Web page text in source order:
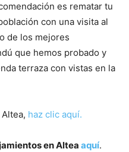
es rematar tu
con una visita al
de los mejores
que hemos probado y
terraza con vistas en la
haz clic aquí.
en Altea aquí.